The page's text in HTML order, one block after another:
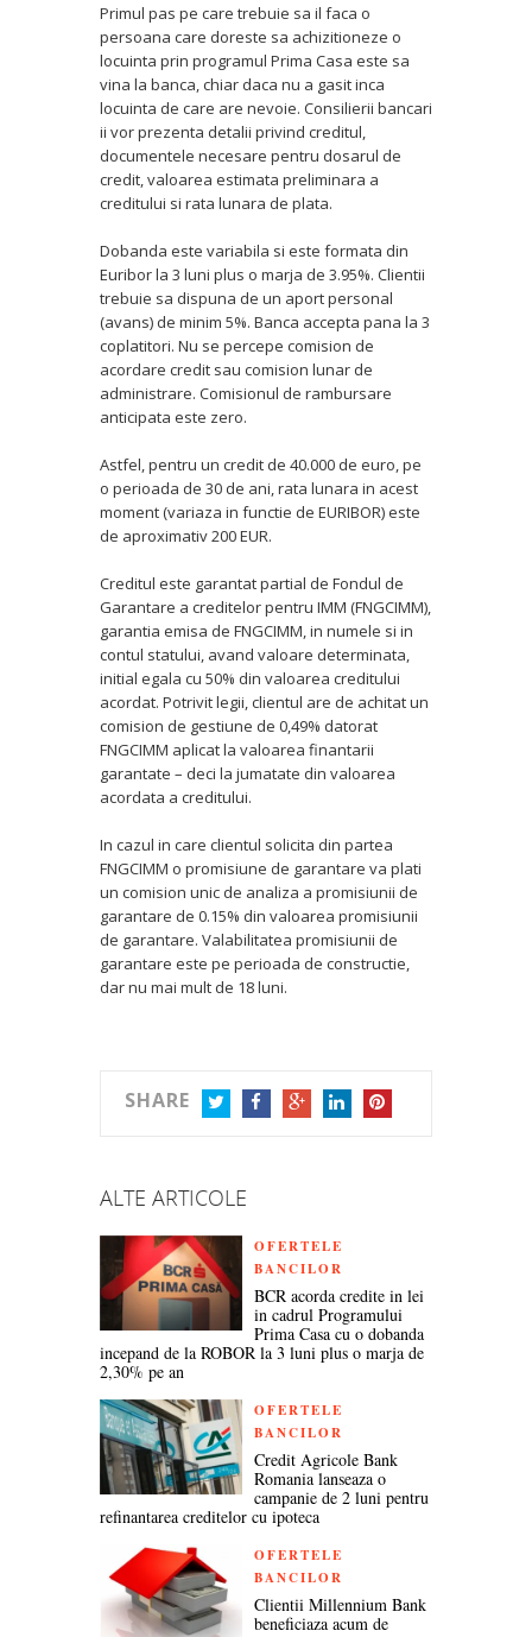
Primul pas pe care trebuie sa il faca o
persoana care doreste sa achizitioneze o
locuinta prin programul Prima Casa este sa
vina la banca, chiar daca nu a gasit inca
locuinta de care are nevoie. Consilierii bancari
ii vor prezenta detalii privind creditul,
documentele necesare pentru dosarul de
credit, valoarea estimata preliminara a
creditului si rata lunara de plata.
Dobanda este variabila si este formata din
Euribor la 3 luni plus o marja de 3.95%. Clientii
trebuie sa dispuna de un aport personal
(avans) de minim 5%. Banca accepta pana la 3
coplatitori. Nu se percepe comision de
acordare credit sau comision lunar de
administrare. Comisionul de rambursare
anticipata este zero.
Astfel, pentru un credit de 40.000 de euro, pe
o perioada de 30 de ani, rata lunara in acest
moment (variaza in functie de EURIBOR) este
de aproximativ 200 EUR.
Creditul este garantat partial de Fondul de
Garantare a creditelor pentru IMM (FNGCIMM),
garantia emisa de FNGCIMM, in numele si in
contul statului, avand valoare determinata,
initial egala cu 50% din valoarea creditului
acordat. Potrivit legii, clientul are de achitat un
comision de gestiune de 0,49% datorat
FNGCIMM aplicat la valoarea finantarii
garantate – deci la jumatate din valoarea
acordata a creditului.
In cazul in care clientul solicita din partea
FNGCIMM o promisiune de garantare va plati
un comision unic de analiza a promisiunii de
garantare de 0.15% din valoarea promisiunii
de garantare. Valabilitatea promisiunii de
garantare este pe perioada de constructie,
dar nu mai mult de 18 luni.
SHARE
ALTE ARTICOLE
OFERTELE
BANCILOR
BCR acorda credite in lei
in cadrul Programului
Prima Casa cu o dobanda
incepand de la ROBOR la 3 luni plus o marja de
2,30% pe an
OFERTELE
BANCILOR
Credit Agricole Bank
Romania lanseaza o
campanie de 2 luni pentru
refinantarea creditelor cu ipoteca
OFERTELE
BANCILOR
Clientii Millennium Bank
beneficiaza acum de